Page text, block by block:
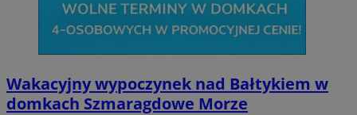
Wakacyjny wypoczynek nad Bałtykiem w
domkach Szmaragdowe Morze